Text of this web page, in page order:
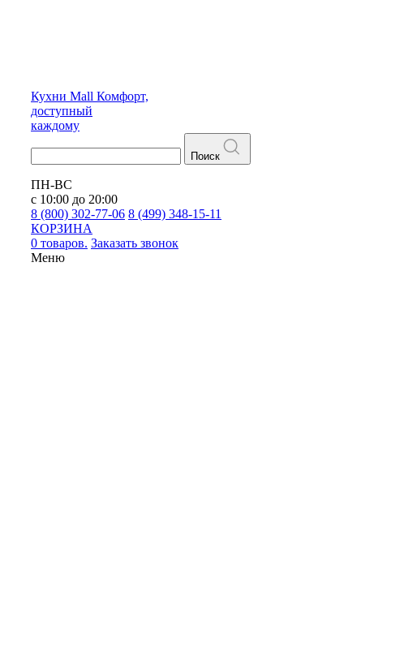
Кухни Mall Комфорт,
доступный
каждому
Поиск
ПН-ВС
с 10:00 до 20:00
8 (800) 302-77-06 8 (499) 348-15-11
КОРЗИНА
0 товаров. Заказать звонок
Меню